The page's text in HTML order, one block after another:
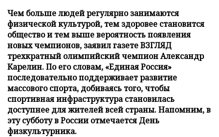
Чем больше людей регулярно занимаются
физической культурой, тем здоровее становится
общество и тем выше вероятность появления
новых чемпионов, заявил газете ВЗГЛЯД
трехкратный олимпийский чемпион Александр
Карелин. По его словам, «Единая Россия»
последовательно поддерживает развитие
массового спорта, добиваясь того, чтобы
спортивная инфраструктура становилась
доступнее для жителей всей страны. Напомним, в
эту субботу в России отмечается День
физкультурника.